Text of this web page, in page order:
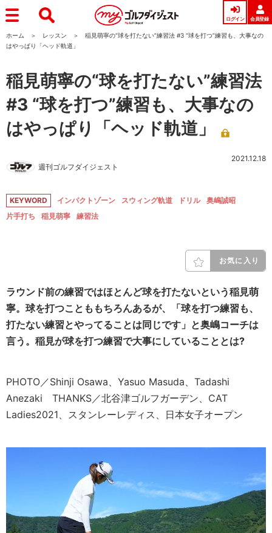
ログイン 会員登録
ホーム レッスン
稲見萌寧の“球を打たない”練習法 #3 “球を打つ”練習も、大事なの
はやっぱり「ヘッド軌道」
稲見萌寧の“球を打たない”練習法
#3 “球を打つ”練習も、大事なの
はやっぱり「ヘッド軌道」
週刊ゴルフダイジェスト
2021.12.18
KEYWORD インパクトゾーン スウィング軌道 ドリル
奥嶋誠昭
片手打ち
稲見萌寧 練習法
お気に入り
ラウンド前の練習ではほとんど球を打たないという稲見萌
寧。球を打つことももちろんあるが、「球を打つ練習も、
打たない練習とやってることは同じです」と奥嶋コーチは
言う。稲見が球を打つ練習で大事にしていることとは?
PHOTO／Shinji Osawa、Yasuo Masuda、Tadashi
Anezaki THANKS／北谷津ゴルフガーデン、CAT
Ladies2021、スタンレーレディス、日本女子オープン